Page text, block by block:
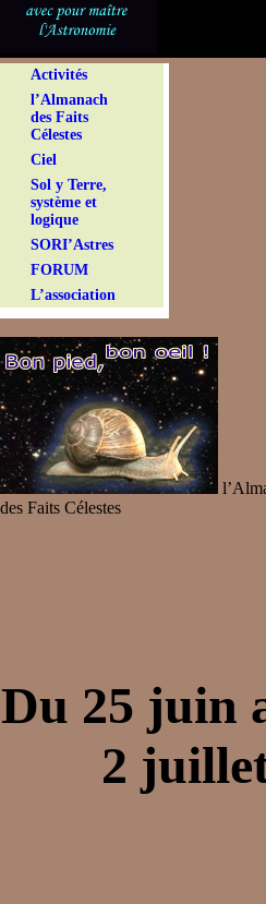
Activités
l’Almanach
des Faits
Célestes
Ciel
Sol y Terre,
système et
logique
SORI’Astres
FORUM
L’association
des Faits Célestes
Du 25 juin
2